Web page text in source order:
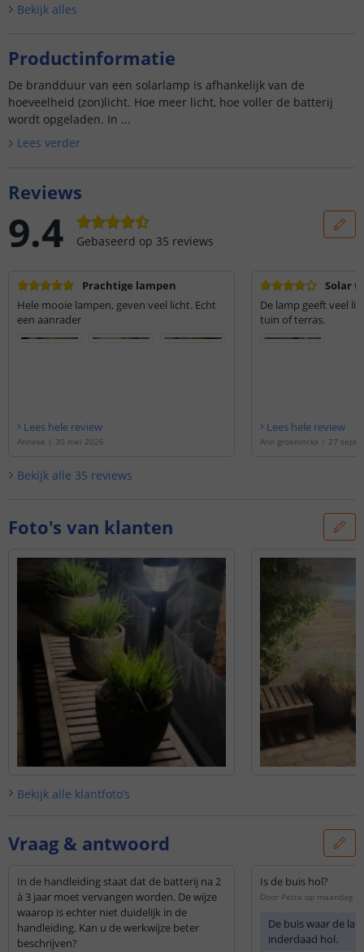
Bekijk alles
Productinformatie
De brandduur van een solarlamp is afhankelijk van de
hoeveelheid (zon)licht. Hoe meer licht, hoe voller de batterij
wordt opgeladen. In ...
Lees verder
Reviews
9.4 Gebaseerd op 35 reviews
Prachtige lampen
Hele mooie lampen, geven veel licht. Echt
een aanrader
Lees hele review
Anneke | 30 mei 2026
Solar
De lamp geeft veel
tuin of terras.
Lees hele review
Ann groeninckx | 27
Bekijk alle 35 reviews
Foto's van klanten
Bekijk alle klantfoto’s
Vraag & antwoord
In de handleiding staat dat de batterij na 2
à 3 jaar moet vervangen worden. De wijze
waarop is echter niet duidelijk in de
handleiding. Kan u de werkwijze beter
beschrijven?
Is de buis hol?
Door Petra op maandag
De buis waar de
inderdaad hol.